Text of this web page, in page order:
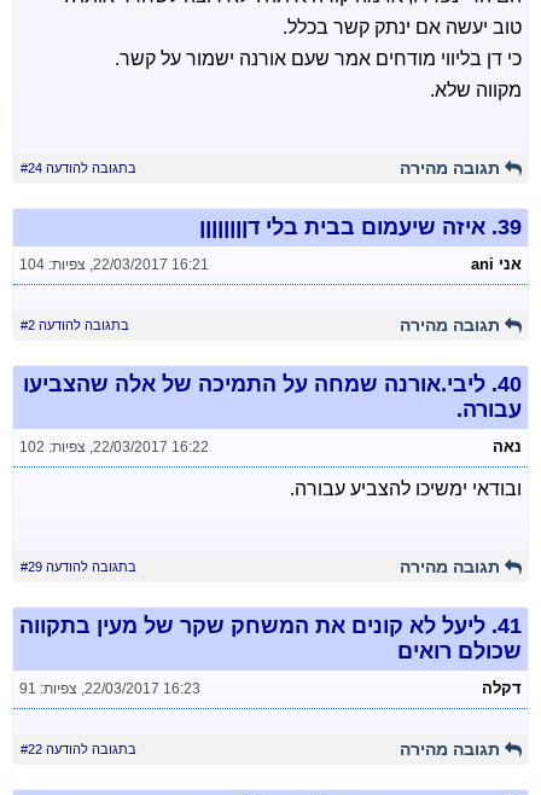
טוב יעשה אם ינתק קשר בכלל.
כי דן בליווי מודחים אמר שעם אורנה ישמור על קשר.
מקווה שלא.
תגובה מהירה בתגובה להודעה #24
39. איזה שיעמום בבית בלי דןןןןןןןן
אני ani 22/03/2017 16:21
, צפיות: 104
תגובה מהירה בתגובה להודעה #2
40. ליבי.אורנה שמחה על התמיכה של אלה שהצביעו
עבורה.
נאה 22/03/2017 16:22
, צפיות: 102
ובודאי ימשיכו להצביע עבורה.
תגובה מהירה בתגובה להודעה #29
41. ליעל לא קונים את המשחק שקר של מעין בתקווה
שכולם רואים
דקלה 22/03/2017 16:23
, צפיות: 91
תגובה מהירה בתגובה להודעה #22